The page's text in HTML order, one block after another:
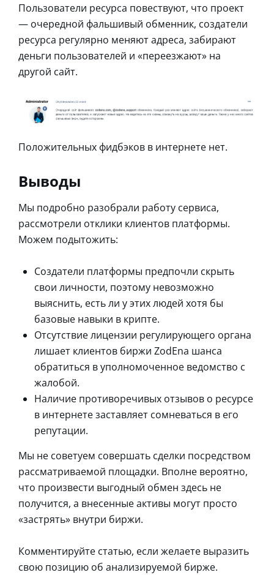
Пользователи ресурса повествуют, что проект
— очередной фальшивый обменник, создатели
ресурса регулярно меняют адреса, забирают
деньги пользователей и «переезжают» на
другой сайт.
Положительных фидбэков в интернете нет.
Выводы
Мы подробно разобрали работу сервиса,
рассмотрели отклики клиентов платформы.
Можем подытожить:
Создатели платформы предпочли скрыть
свои личности, поэтому невозможно
выяснить, есть ли у этих людей хотя бы
базовые навыки в крипте.
Отсутствие лицензии регулирующего органа
лишает клиентов биржи ZodEna шанса
обратиться в уполномоченное ведомство с
жалобой.
Наличие противоречивых отзывов о ресурсе
в интернете заставляет сомневаться в его
репутации.
Мы не советуем совершать сделки посредством
рассматриваемой площадки. Вполне вероятно,
что произвести выгодный обмен здесь не
получится, а внесенные активы могут просто
«застрять» внутри биржи.
Комментируйте статью, если желаете выразить
свою позицию об анализируемой бирже.